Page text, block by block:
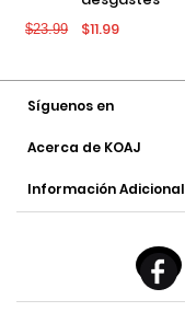
$23.99 $11.99
Síguenos en
Acerca de KOAJ
Información Adicional